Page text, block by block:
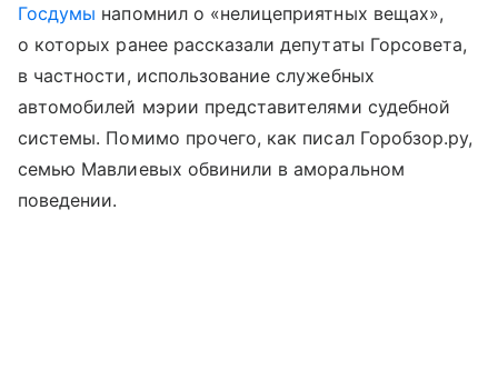
Госдумы напомнил о «нелицеприятных вещах»,
о которых ранее рассказали депутаты Горсовета,
в частности, использование служебных
автомобилей мэрии представителями судебной
системы. Помимо прочего, как писал Горобзор.ру,
семью Мавлиевых обвинили в аморальном
поведении.